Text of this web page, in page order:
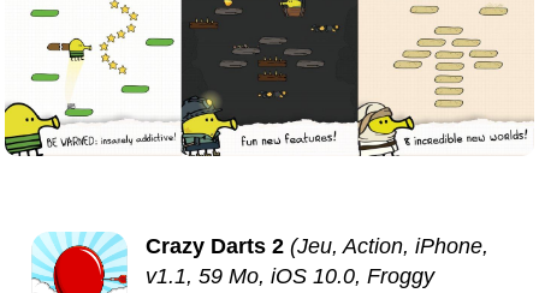
Crazy Darts 2 (Jeu, Action, iPhone,
v1.1, 59 Mo, iOS 10.0, Froggy